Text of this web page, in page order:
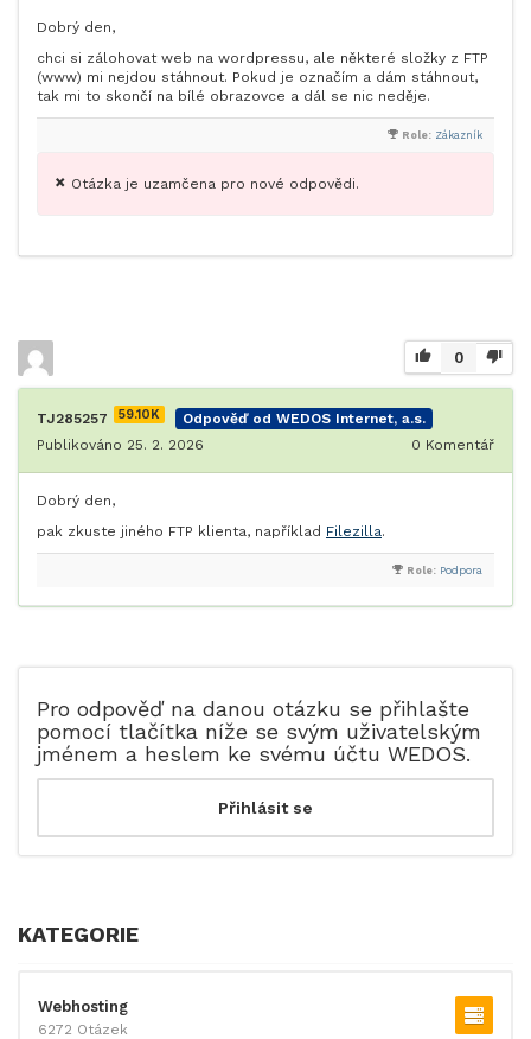
Dobrý den,
chci si zálohovat web na wordpressu, ale některé složky z FTP
(www) mi nejdou stáhnout. Pokud je označím a dám stáhnout,
tak mi to skončí na bílé obrazovce a dál se nic neděje.
Role: Zákazník
Otázka je uzamčena pro nové odpovědi.
0
TJ285257 59.10K
Odpověď od WEDOS Internet, a.s.
Publikováno 25. 2. 2026
0 Komentář
Dobrý den,
pak zkuste jiného FTP klienta, například Filezilla.
Role: Podpora
Pro odpověď na danou otázku se přihlašte
pomocí tlačítka níže se svým uživatelským
jménem a heslem ke svému účtu WEDOS.
KATEGORIE
Webhosting
6272 Otázek